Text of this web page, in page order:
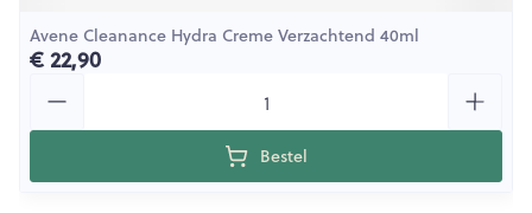
Avene Cleanance Hydra Creme Verzachtend 40ml
€ 22,90
Bestel